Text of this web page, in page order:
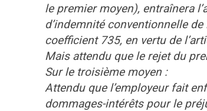
le premier moyen), entraînera
d’indemnité conventionnelle
coefficient 735, en vertu de
Mais attendu que le rejet du
Sur le troisième moyen :
Attendu que l’employeur fait
dommages-intérêts pour le